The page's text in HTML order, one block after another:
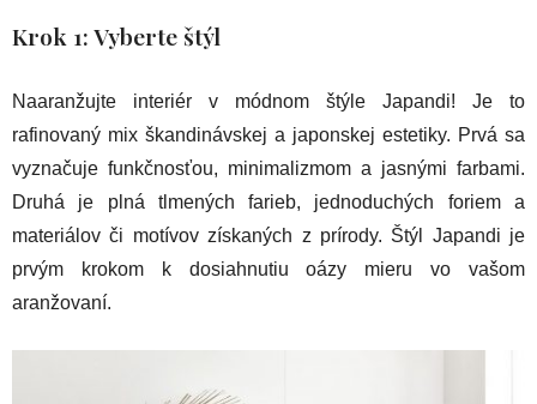
Krok 1: Vyberte štýl
Naaranžujte interiér v módnom štýle Japandi! Je to
rafinovaný mix škandinávskej a japonskej estetiky. Prvá sa
vyznačuje funkčnosťou, minimalizmom a jasnými farbami.
Druhá je plná tlmených farieb, jednoduchých foriem a
materiálov či motívov získaných z prírody. Štýl Japandi je
prvým krokom k dosiahnutiu oázy mieru vo vašom
aranžovaní.